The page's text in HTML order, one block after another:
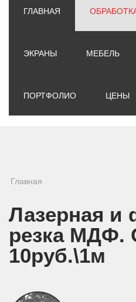
ГЛАВНАЯ
ЭКРАНЫ МЕБЕЛЬ
ПОРТФОЛИО ЦЕНЫ
Вы здесь
Главная
Лазерная и
резка МДФ.
10руб.\1м